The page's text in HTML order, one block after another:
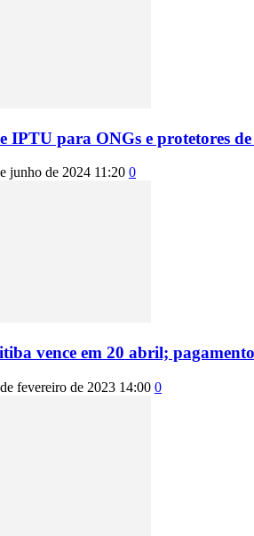
IPTU para ONGs e protetores
junho de 2024 11:20 0
vence em 20 abril;
fevereiro de 2023 14:00 0